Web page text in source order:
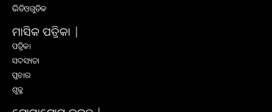
ଭିଡିଓଗୁଡିକ
ମାସିକ ପତ୍ରିକା |
ପତ୍ରିକା
ସଦସ୍ୟତା
ପ୍ରଚାର
ଶୁଳ୍କ